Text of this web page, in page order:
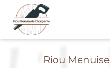
content
Riou